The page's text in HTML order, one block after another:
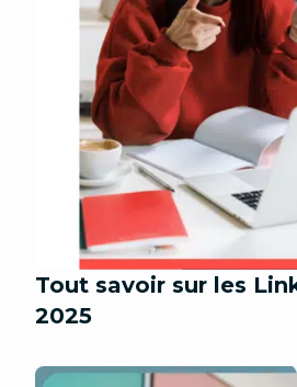
Tout savoir sur les
2025